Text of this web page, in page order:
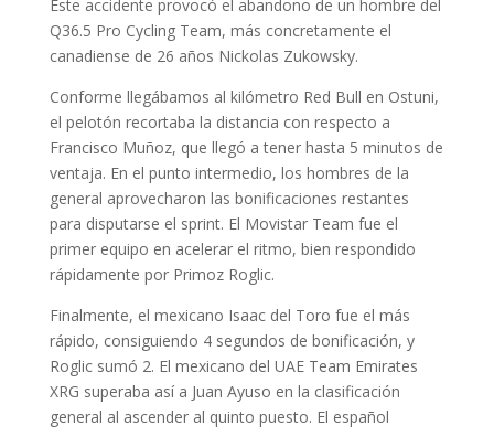
Este accidente provocó el abandono de un hombre del
Q36.5 Pro Cycling Team, más concretamente el
canadiense de 26 años Nickolas Zukowsky.
Conforme llegábamos al kilómetro Red Bull en Ostuni,
el pelotón recortaba la distancia con respecto a
Francisco Muñoz, que llegó a tener hasta 5 minutos de
ventaja. En el punto intermedio, los hombres de la
general aprovecharon las bonificaciones restantes
para disputarse el sprint. El Movistar Team fue el
primer equipo en acelerar el ritmo, bien respondido
rápidamente por Primoz Roglic.
Finalmente, el mexicano Isaac del Toro fue el más
rápido, consiguiendo 4 segundos de bonificación, y
Roglic sumó 2. El mexicano del UAE Team Emirates
XRG superaba así a Juan Ayuso en la clasificación
general al ascender al quinto puesto. El español